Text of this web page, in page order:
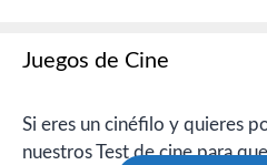
Juegos de Cine
Si eres un cinéfilo y quieres
nuestros Test de cine para